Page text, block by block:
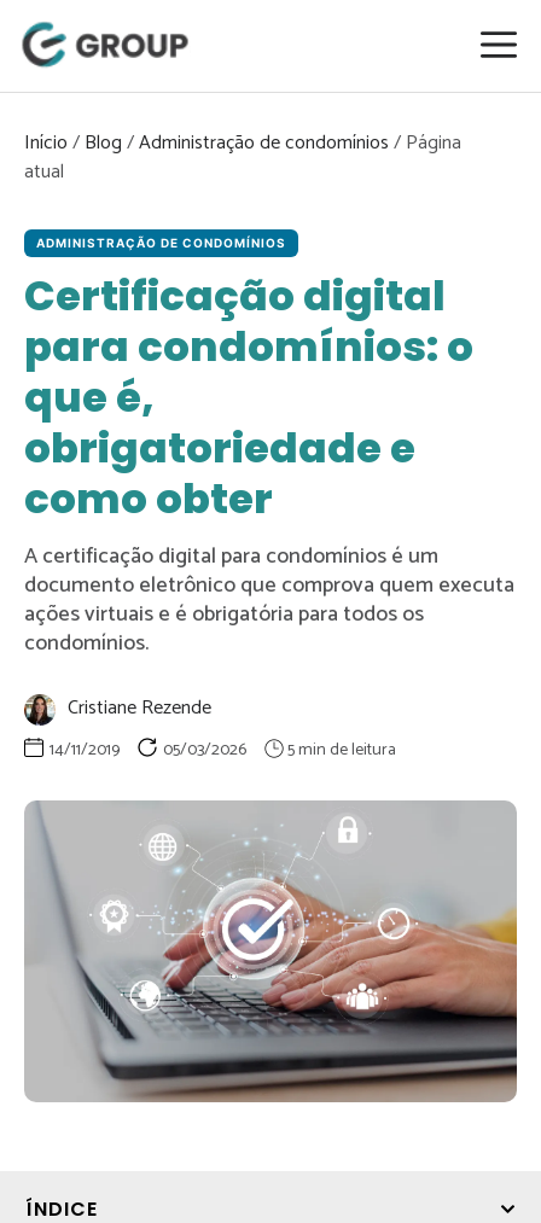
para
conteúdo
Início/Blog/Administração de condomínios/
ADMINISTRAÇÃO DE CONDOMÍNIOS
Certificação digital
para condomínios: o
que é,
obrigatoriedade e
como obter
A certificação digital para condomínios é um
documento eletrônico que comprova quem executa
ações virtuais e é obrigatória para todos os
condomínios.
Cristiane Rezende
14/11/2019 05/03/2026
ÍNDICE